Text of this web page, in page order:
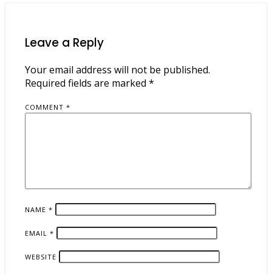
Leave a Reply
Your email address will not be published.
Required fields are marked *
COMMENT *
NAME *
EMAIL *
WEBSITE